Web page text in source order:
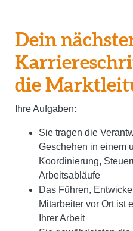
Dein
die
Ihre Aufgaben:
Sie tragen die
Geschehen in einem
Koordinierung,
Arbeitsabläufe
Das Führen,
Mitarbeiter vor Ort ist
Ihrer Arbeit